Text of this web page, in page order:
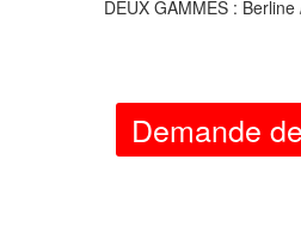
DEUX GAMMES : Berline
Demande